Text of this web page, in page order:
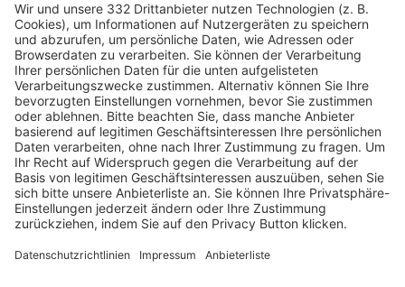
HÄUFIG BESUCHTE SEITEN
Pässe und Vereinswechsel
Trainerausbildung
Schulungsangebot Vereinsmitarbeiter
BFV-Geschäftsstellen
Trainerbörse
Login SpielPlus
FOLGE DEM BFV